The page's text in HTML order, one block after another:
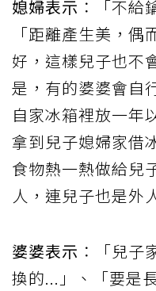
媳婦表示 ：「不給
「距離產生美，
好，這樣兒子也不
是，有的婆婆會自
自家冰箱裡放一年
拿到兒子媳婦家借
食物熱一熱做給兒
人，連兒子也是外
婆婆表示 ：「兒子
換的...」、「要是